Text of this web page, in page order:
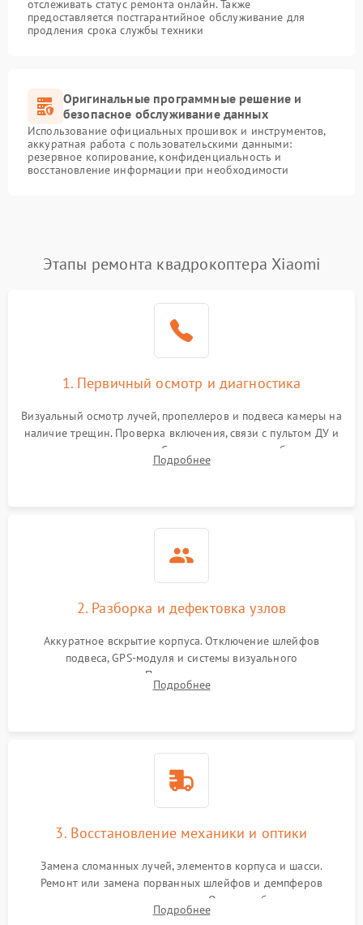
отслеживать статус ремонта онлайн. Также
предоставляется постгарантийное обслуживание для
продления срока службы техники
Оригинальные программные решение и
безопасное обслуживание данных
Использование официальных прошивок и инструментов,
аккуратная работа с пользовательскими данными:
резервное копирование, конфиденциальность и
восстановление информации при необходимости
Этапы ремонта квадрокоптера Xiaomi
1. Первичный осмотр и диагностика
Визуальный осмотр лучей, пропеллеров и подвеса камеры на
наличие трещин. Проверка включения, связи с пультом ДУ и
передачи видеосигнала. Считывание логов ошибок через
полетное ПО для определения характера неисправности.
Подробнее
2. Разборка и дефектовка узлов
Аккуратное вскрытие корпуса. Отключение шлейфов
подвеса, GPS-модуля и системы визуального
позиционирования. Проверка полетного контроллера,
регуляторов оборотов (ESC) и бесколлекторных моторов на
Подробнее
3. Восстановление механики и оптики
Замена сломанных лучей, элементов корпуса и шасси.
Ремонт или замена порванных шлейфов и демпферов
трехосевого подвеса камеры. Очистка объектива,
восстановление механизма фокусировки. Установка новых
Подробнее